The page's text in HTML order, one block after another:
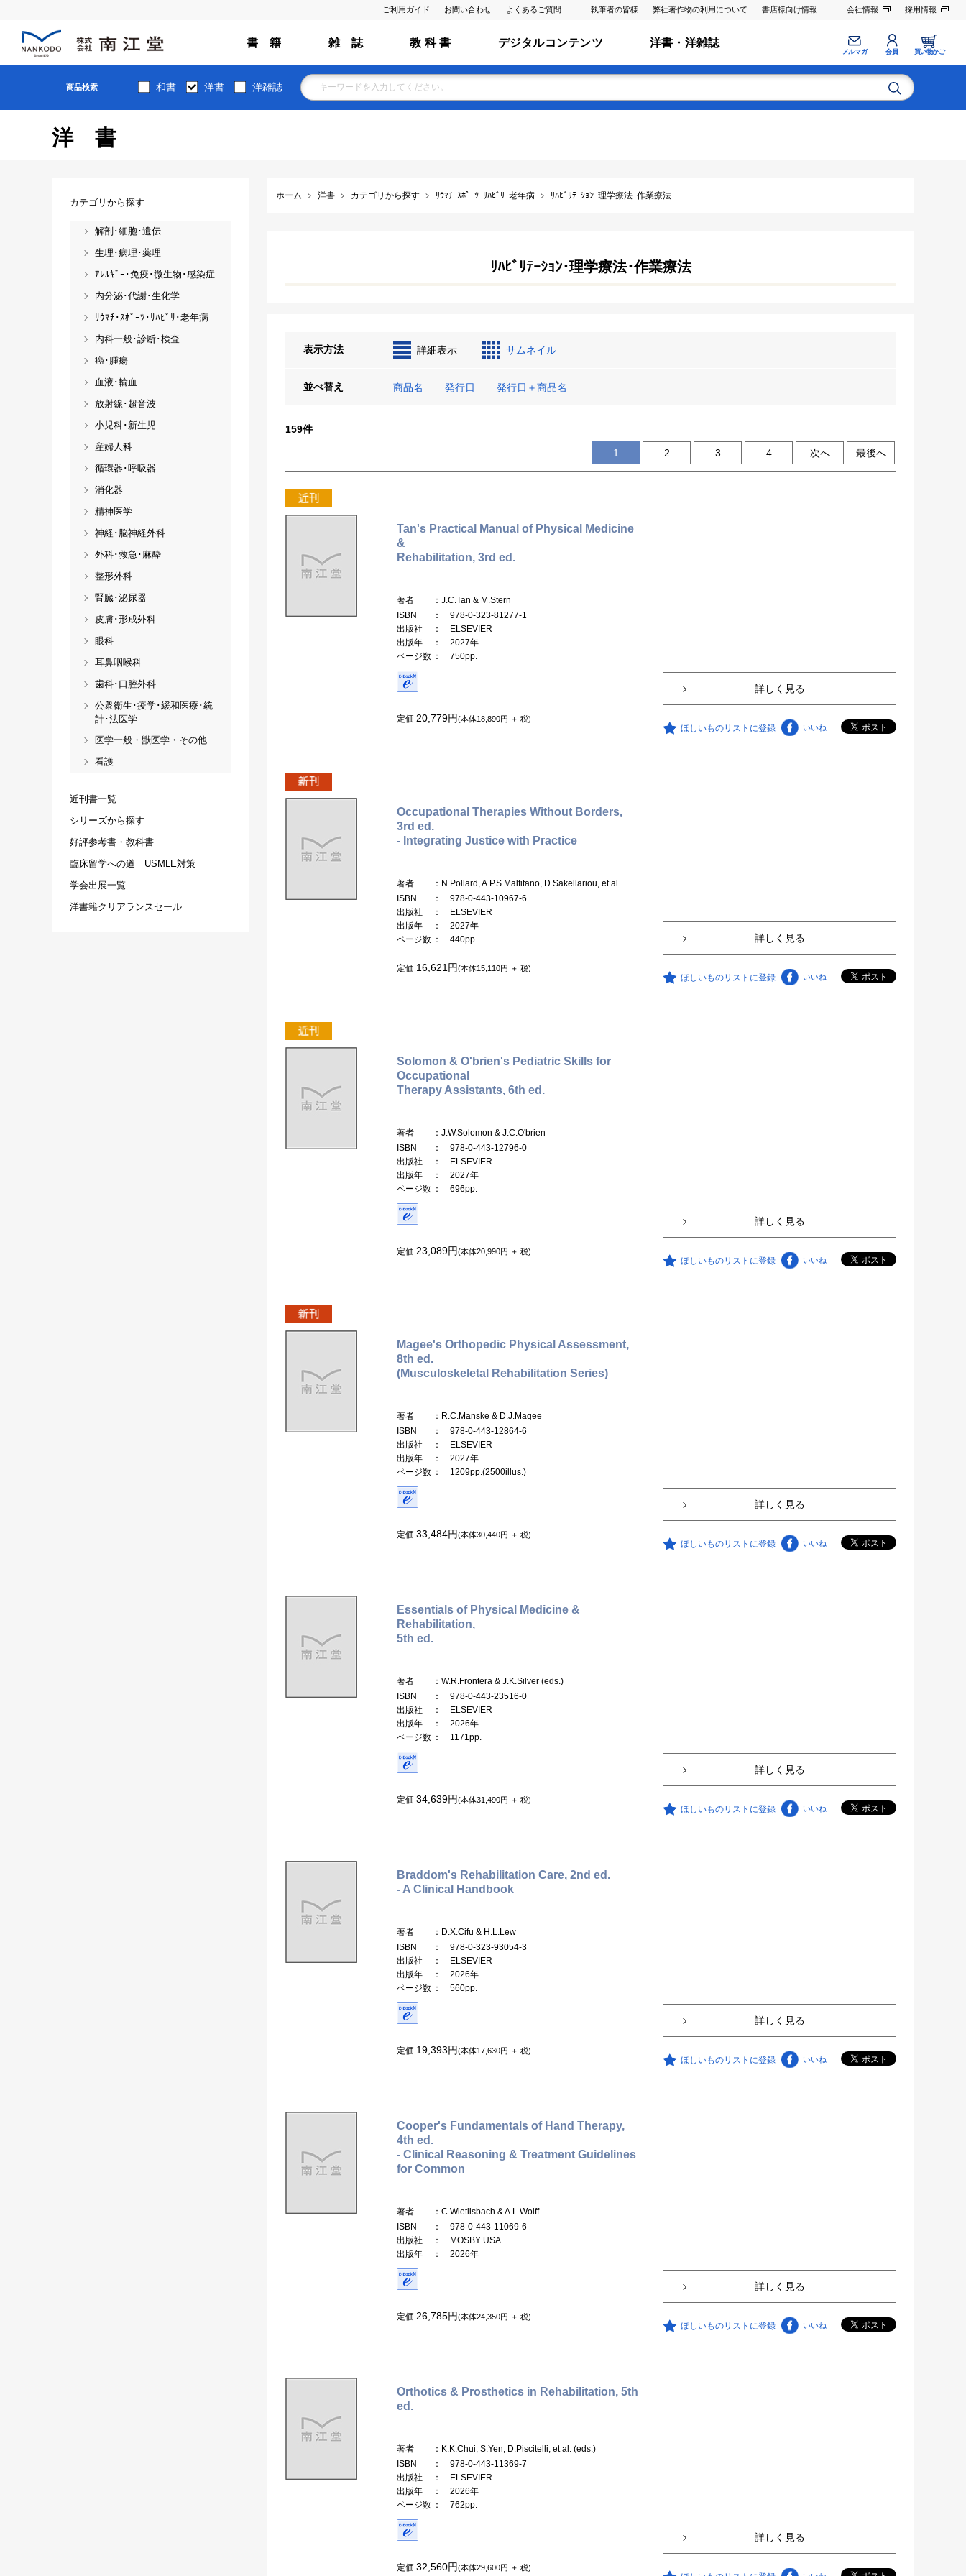
ご利用ガイド お問い合わせ よくあるご質問 執筆者の皆様 弊社著作物の利用について 書店様向け情報 会社情報 採用情報
書 籍 雑 誌 教 科 書 デジタルコンテンツ 洋書・洋雑誌
メルマガ 会員 買い物かご
商品検索 和書 洋書 洋雑誌
洋書
ホーム 洋書 カテゴリから探す ﾘｳﾏﾁ･ｽﾎﾟｰﾂ･ﾘﾊﾋﾞﾘ･老年病 ﾘﾊﾋﾞﾘﾃｰｼｮﾝ･理学療法･作業療法
ﾘﾊﾋﾞﾘﾃｰｼｮﾝ･理学療法･作業療法
表示方法 詳細表示 サムネイル
並べ替え 商品名 発行日 発行日＋商品名
159件
1 2 3 4 次へ 最後へ
Tan's Practical Manual of Physical Medicine
&
Rehabilitation, 3rd ed.
著者
：J.C.Tan & M.Stern
ISBN
： 978-0-323-81277-1
出版社
： ELSEVIER
出版年
： 2027年
ページ数 ： 750pp.
定価 20,779円(本体18,890円 ＋ 税)
詳しく見る
ほしいものリストに登録 いいね
Occupational Therapies Without Borders,
3rd ed.
- Integrating Justice with Practice
著者
：N.Pollard, A.P.S.Malfitano, D.Sakellariou, et al.
ISBN
： 978-0-443-10967-6
出版社
： ELSEVIER
出版年
： 2027年
ページ数 ： 440pp.
定価 16,621円(本体15,110円 ＋ 税)
詳しく見る
ほしいものリストに登録 いいね
Solomon & O'brien's Pediatric Skills for
Occupational
Therapy Assistants, 6th ed.
著者
：J.W.Solomon & J.C.O'brien
ISBN
： 978-0-443-12796-0
出版社
： ELSEVIER
出版年
： 2027年
ページ数 ： 696pp.
定価 23,089円(本体20,990円 ＋ 税)
詳しく見る
ほしいものリストに登録 いいね
Magee's Orthopedic Physical Assessment,
8th ed.
(Musculoskeletal Rehabilitation Series)
著者
：R.C.Manske & D.J.Magee
ISBN
： 978-0-443-12864-6
出版社
： ELSEVIER
出版年
： 2027年
ページ数 ： 1209pp.(2500illus.)
定価 33,484円(本体30,440円 ＋ 税)
詳しく見る
ほしいものリストに登録 いいね
Essentials of Physical Medicine &
Rehabilitation,
5th ed.
著者
：W.R.Frontera & J.K.Silver (eds.)
ISBN
： 978-0-443-23516-0
出版社
： ELSEVIER
出版年
： 2026年
ページ数 ： 1171pp.
定価 34,639円(本体31,490円 ＋ 税)
詳しく見る
ほしいものリストに登録 いいね
Braddom's Rehabilitation Care, 2nd ed.
- A Clinical Handbook
著者
：D.X.Cifu & H.L.Lew
ISBN
： 978-0-323-93054-3
出版社
： ELSEVIER
出版年
： 2026年
ページ数 ： 560pp.
定価 19,393円(本体17,630円 ＋ 税)
詳しく見る
ほしいものリストに登録 いいね
Cooper's Fundamentals of Hand Therapy,
4th ed.
- Clinical Reasoning & Treatment Guidelines
for Common
著者
：C.Wietlisbach & A.L.Wolff
ISBN
： 978-0-443-11069-6
出版社
： MOSBY USA
出版年
： 2026年
定価 26,785円(本体24,350円 ＋ 税)
詳しく見る
ほしいものリストに登録 いいね
Orthotics & Prosthetics in Rehabilitation, 5th
ed.
著者
：K.K.Chui, S.Yen, D.Piscitelli, et al. (eds.)
ISBN
： 978-0-443-11369-7
出版社
： ELSEVIER
出版年
： 2026年
ページ数 ： 762pp.
定価 32,560円(本体29,600円 ＋ 税)
詳しく見る
カテゴリから探す
解剖･細胞･遺伝
生理･病理･薬理
ｱﾚﾙｷﾞｰ･免疫･微生物･感染症
内分泌･代謝･生化学
ﾘｳﾏﾁ･ｽﾎﾟｰﾂ･ﾘﾊﾋﾞﾘ･老年病
内科一般･診断･検査
癌･腫瘍
血液･輸血
放射線･超音波
小児科･新生児
産婦人科
循環器･呼吸器
消化器
精神医学
神経･脳神経外科
外科･救急･麻酔
整形外科
腎臓･泌尿器
皮膚･形成外科
眼科
耳鼻咽喉科
歯科･口腔外科
公衆衛生･疫学･緩和医療･統
計･法医学
医学一般・獣医学・その他
看護
近刊書一覧
シリーズから探す
好評参考書・教科書
臨床留学への道 USMLE対策
学会出展一覧
洋書籍クリアランスセール